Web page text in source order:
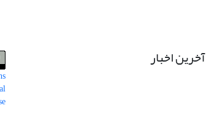
آخرین اخبار